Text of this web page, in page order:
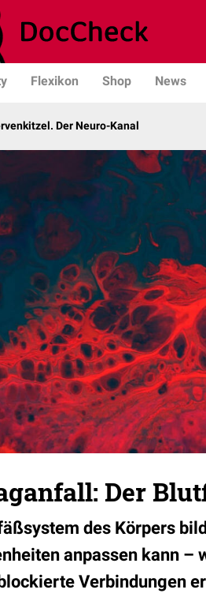
Flexikon Shop News
Der Neuro-Kanal
Der
des Körpers
anpassen kann
Verbindungen